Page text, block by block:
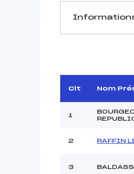
D.T Adjoint :
Dir. Epreuve :
Pénalité
Clt Nom
1
2 RAFFIN
3